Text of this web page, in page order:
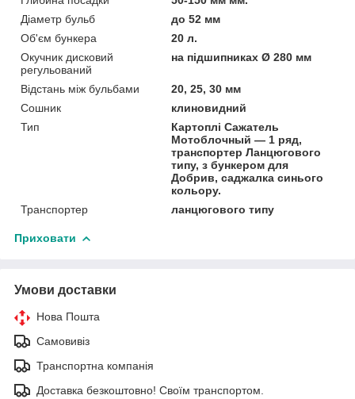
Діаметр бульб
до 52 мм
Об'єм бункера
20 л.
Окучник дисковий
регульований
на підшипниках Ø 280 мм
Відстань між бульбами
20, 25, 30 мм
Сошник
клиновидний
Тип
Картоплі Сажатель
Мотоблочный — 1 ряд,
транспортер Ланцюгового
типу, з бункером для
Добрив, саджалка синього
кольору.
Транспортер
ланцюгового типу
Приховати
Умови доставки
Нова Пошта
Самовивіз
Транспортна компанія
Доставка безкоштовно! Своїм транспортом.